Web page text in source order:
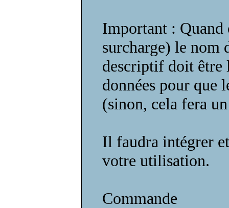
Important : Quand
surcharge) le nom
descriptif doit être
données pour que
(sinon, cela fera
Il faudra intégrer
votre utilisation.
Commande